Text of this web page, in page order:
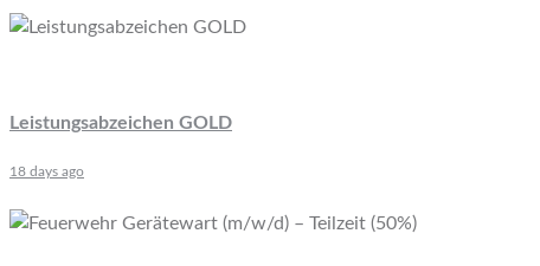
Leistungsabzeichen GOLD
18 days ago